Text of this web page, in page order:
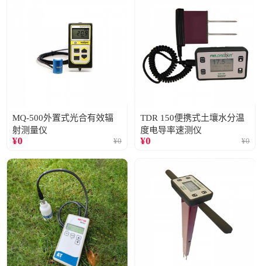
MQ-500外置式光合有效辐
射测量仪
¥0 ¥0
TDR 150便携式土壤水分温
度电导率速测仪
¥0 ¥0